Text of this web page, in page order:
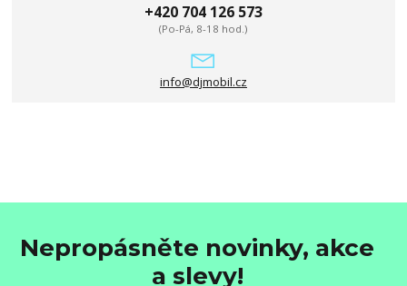
+420 704 126 573
(Po-Pá, 8-18 hod.)
info@djmobil.cz
Nepropásněte novinky, akce
a slevy!